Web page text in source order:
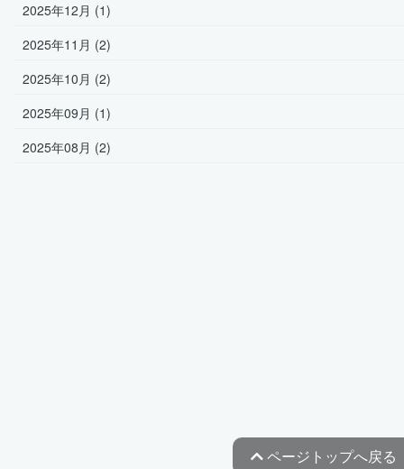
2025年12月 (1)
2025年11月 (2)
2025年10月 (2)
2025年09月 (1)
2025年08月 (2)
ページトップへ戻る